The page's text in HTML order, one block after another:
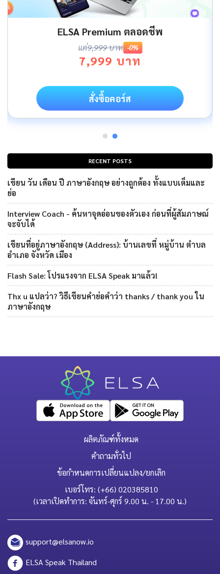
RECENT POSTS
เขียน วัน เดือน ปี ภาษาอังกฤษ อย่างถูกต้อง ทั้งแบบเต็มและ
ย่อ
Interview Coach - ค้นหาจุดอ่อนของตัวเอง ก่อนที่ผู้สัมภาษณ์
จะจับได้
เขียนที่อยู่ภาษาอังกฤษ (Address): บ้านเลขที่ หมู่บ้าน ตำบล
อำเภอ จังหวัด เมือง
Flash Sale: โปรแรงจาก ELSA Speak มาแล้ว!
Thx u แปลว่า? วิธีเขียนคำย่อคำว่า thanks / thank you ใน
ภาษาอังกฤษ
ELSA Premium ตลอดชีพ
แค่9,999 บาท -0%
7,999 บาท
สั่งซื้อคอร์ส
ผลิตภัณฑ์ทั้งหมด
คำถามทั่วไป
ข้อกำหนดการเปลี่ยนแปลง/ยกเลิก
เบอร์โทร: (+66) 020385810
(เวลาเปิดทำการ: จันทร์-ศุกร์ 9.00 น. - 17.00 น.)
support@elsanow.io
ELSA Speak Thailand